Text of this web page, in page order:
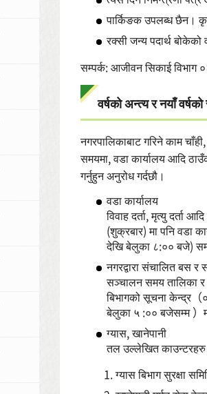
पार्किङक उपलब्ध छैन।
रक्सी जन्य पदार्थ
सम्पर्क: आजीवन सिकाई
वर्षको अन्त्य र नयाँ
नगरपालिकाबाट गरिने काम
समयमा, वडा कार्यालय आदि
गर्नुहुन अनुरोध गर्दछौ।
वडा कार्यालय
विवाह दर्ता, मृत्यु दर्ता
(शुक्रबार) मा पनि वडा
देखि बेलुका ८:०० बजे)
नगरद्वारा संचालित बस र
सञ्चालन समय तालिका र
बिभागको सूचना केन्द्र
बेलुका ५ :०० बजेसम्म ）
ग्यास, खानेपानी
तल उल्लेखित काउन्टरहरु
ग्यास बिभाग सुरक्षा